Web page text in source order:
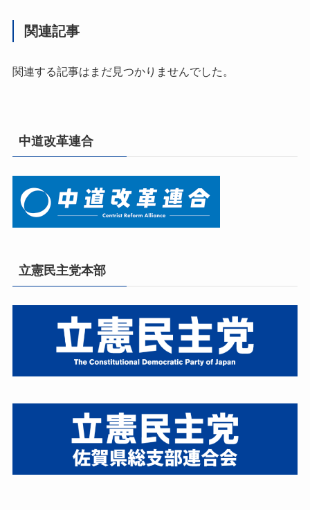
関連記事
関連する記事はまだ見つかりませんでした。
中道改革連合
立憲民主党本部